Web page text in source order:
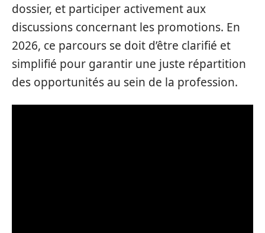
dossier, et participer activement aux
discussions concernant les promotions. En
2026, ce parcours se doit d’être clarifié et
simplifié pour garantir une juste répartition
des opportunités au sein de la profession.